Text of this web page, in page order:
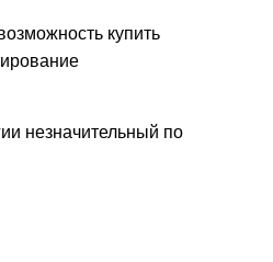
купить
незначительный по